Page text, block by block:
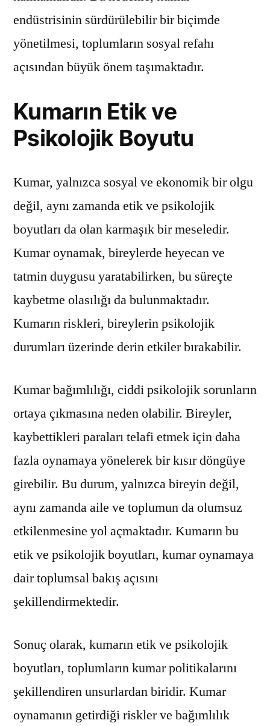
endüstrisinin sürdürülebilir bir biçimde
yönetilmesi, toplumların sosyal refahı
açısından büyük önem taşımaktadır.
Kumarın Etik ve
Psikolojik Boyutu
Kumar, yalnızca sosyal ve ekonomik bir olgu
değil, aynı zamanda etik ve psikolojik
boyutları da olan karmaşık bir meseledir.
Kumar oynamak, bireylerde heyecan ve
tatmin duygusu yaratabilirken, bu süreçte
kaybetme olasılığı da bulunmaktadır.
Kumarın riskleri, bireylerin psikolojik
durumları üzerinde derin etkiler bırakabilir.
Kumar bağımlılığı, ciddi psikolojik sorunların
ortaya çıkmasına neden olabilir. Bireyler,
kaybettikleri paraları telafi etmek için daha
fazla oynamaya yönelerek bir kısır döngüye
girebilir. Bu durum, yalnızca bireyin değil,
aynı zamanda aile ve toplumun da olumsuz
etkilenmesine yol açmaktadır. Kumarın bu
etik ve psikolojik boyutları, kumar oynamaya
dair toplumsal bakış açısını
şekillendirmektedir.
Sonuç olarak, kumarın etik ve psikolojik
boyutları, toplumların kumar politikalarını
şekillendiren unsurlardan biridir. Kumar
oynamanın getirdiği riskler ve bağımlılık